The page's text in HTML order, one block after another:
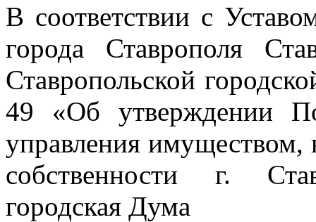
В соответствии с
города Ставрополя
Ставропольской
49 «Об утверждении
управления
собственности г.
городская Дума